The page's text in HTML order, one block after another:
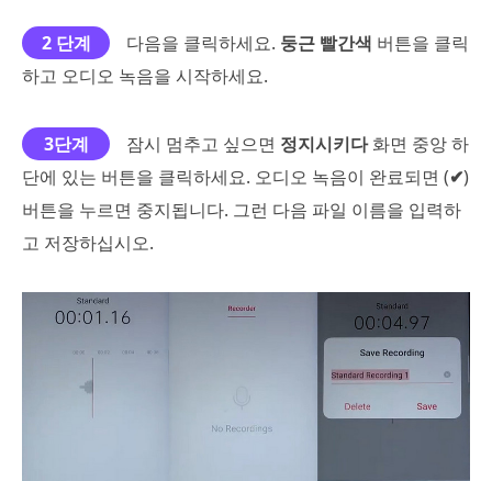
2 단계 다음을 클릭하세요. 둥근 빨간색 버튼을 클릭
하고 오디오 녹음을 시작하세요.
3단계 잠시 멈추고 싶으면 정지시키다화면 중앙 하
단에 있는 버튼을 클릭하세요. 오디오 녹음이 완료되면 (✔)
버튼을 누르면 중지됩니다. 그런 다음 파일 이름을 입력하
고 저장하십시오.